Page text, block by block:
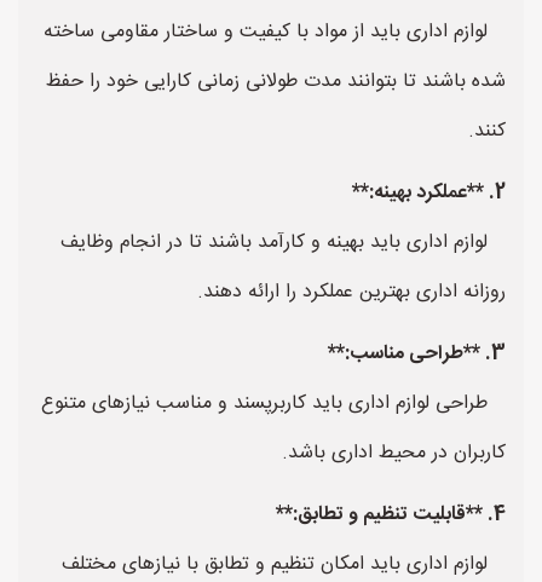
لوازم اداری باید از مواد با کیفیت و ساختار مقاومی ساخته
شده باشند تا بتوانند مدت طولانی زمانی کارایی خود را حفظ
کنند.
2. **عملکرد بهینه:**
لوازم اداری باید بهینه و کارآمد باشند تا در انجام وظایف
روزانه اداری بهترین عملکرد را ارائه دهند.
3. **طراحی مناسب:**
طراحی لوازم اداری باید کاربرپسند و مناسب نیازهای متنوع
کاربران در محیط اداری باشد.
4. **قابلیت تنظیم و تطابق:**
لوازم اداری باید امکان تنظیم و تطابق با نیازهای مختلف